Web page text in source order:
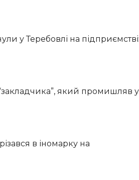
у Теребовлі на підприємстві:
який промишляв у
в іномарку на